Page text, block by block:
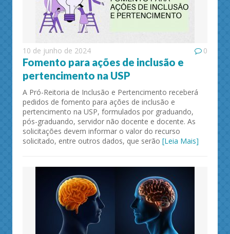
10 de junho de 2024 0
Fomento para ações de inclusão e
pertencimento na USP
A Pró-Reitoria de Inclusão e Pertencimento receberá
pedidos de fomento para ações de inclusão e
pertencimento na USP, formulados por graduando,
pós-graduando, servidor não docente e docente. As
solicitações devem informar o valor do recurso
solicitado, entre outros dados, que serão [Leia Mais]